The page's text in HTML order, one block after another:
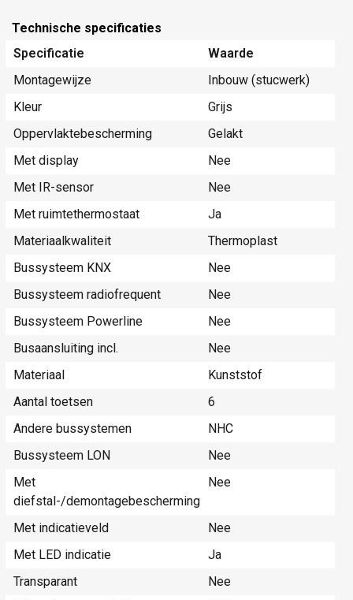
Technische specificaties
Specificatie
Waarde
Montagewijze
Inbouw (stucwerk)
Kleur
Grijs
Oppervlaktebescherming
Gelakt
Met display
Nee
Met IR-sensor
Nee
Met ruimtethermostaat
Ja
Materiaalkwaliteit
Thermoplast
Bussysteem KNX
Nee
Bussysteem radiofrequent
Nee
Bussysteem Powerline
Nee
Busaansluiting incl.
Nee
Materiaal
Kunststof
Aantal toetsen
6
Andere bussystemen
NHC
Bussysteem LON
Nee
Met
diefstal-/demontagebescherming
Nee
Met indicatieveld
Nee
Met LED indicatie
Ja
Transparant
Nee